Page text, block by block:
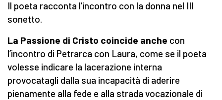
Il poeta racconta l’incontro con la donna nel III
sonetto.
La Passione di Cristo coincide anche con
l’incontro di Petrarca con Laura, come se il poeta
volesse indicare la lacerazione interna
provocatagli dalla sua incapacità di aderire
pienamente alla fede e alla strada vocazionale di